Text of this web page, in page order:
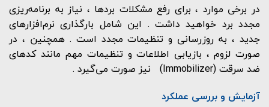
در برخی موارد ، برای رفع مشکلات بردها ، نیاز به برنامه‌ریزی
مجدد برد خواهید داشت . این شامل بارگذاری نرم‌افزارهای
جدید ، به روزرسانی و تنظیمات مجدد است . همچنین ، در
صورت لزوم ، بازیابی اطلاعات و تنظیمات مهم مانند کدهای
ضد سرقت (Immobilizer) نیز صورت می‌گیرد .
آزمایش و بررسی عملکرد